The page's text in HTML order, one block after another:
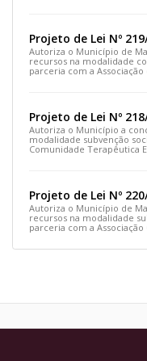
Projeto de Lei Nº
Autoriza o Município de
recursos na modalidade
parceria com a
Projeto de Lei Nº
Autoriza o Município a
modalidade subvenção
Comunidade Terapêutica
Projeto de Lei Nº
Autoriza o Município de
recursos na modalidade
parceria com a